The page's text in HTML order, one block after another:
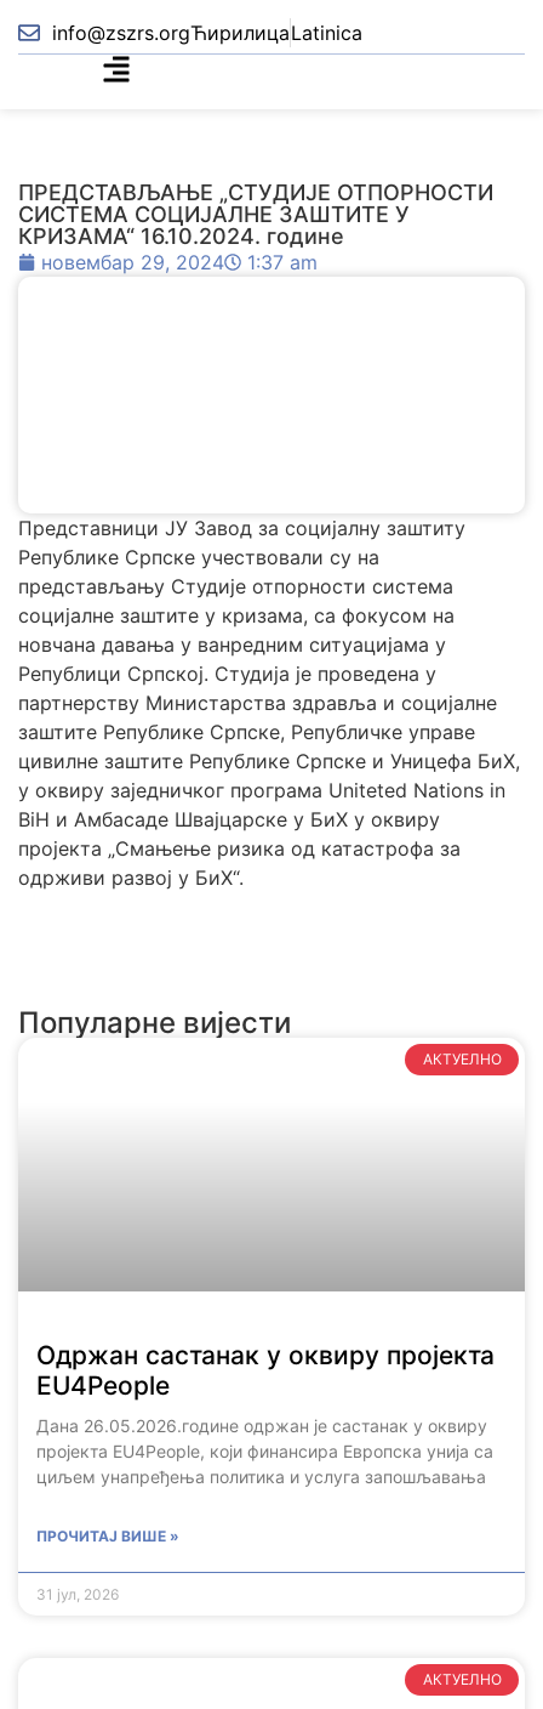
info@zszrs.orgЋирилицаLatinica
ПРЕДСТАВЉАЊЕ „СТУДИЈЕ ОТПОРНОСТИ
СИСТЕМА СОЦИЈАЛНЕ ЗАШТИТЕ У
КРИЗАМА“ 16.10.2024. године
новембар 29, 2024 1:37 am
Представници ЈУ Завод за социјалну заштиту
Републике Српске учествовали су на
представљању Студије отпорности система
социјалне заштите у кризама, са фокусом на
новчана давања у ванредним ситуацијама у
Републици Српској. Студија је проведена у
партнерству Министарства здравља и социјалне
заштите Републике Српске, Републичке управе
цивилне заштите Републике Српске и Уницефа БиХ,
у оквиру заједничког програма Uniteted Nations in
BiH и Амбасаде Швајцарске у БиХ у оквиру
пројекта „Смањење ризика од катастрофа за
одрживи развој у БиХ“.
Популарне вијести
АКТУЕЛНО
Одржан састанак у оквиру пројекта
EU4People
Дана 26.05.2026.године одржан је састанак у оквиру
пројекта EU4People, који финансира Европска унија са
циљем унапређења политика и услуга запошљавања
ПРОЧИТАЈ ВИШЕ »
31 јул, 2026
АКТУЕЛНО